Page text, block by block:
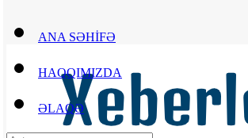
ANA SƏHİFƏ
HAQQIMIZDA
ƏLAQƏ